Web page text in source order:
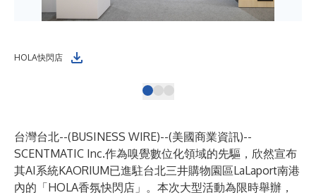
HOLA快閃店
台灣台北--(BUSINESS WIRE)--(美國商業資訊)--
SCENTMATIC Inc.作為嗅覺數位化領域的先驅，欣然宣布
其AI系統KAORIUM已進駐台北三井購物園區LaLaport南港
內的「HOLA香氛快閃店」。本次大型活動為限時舉辦，